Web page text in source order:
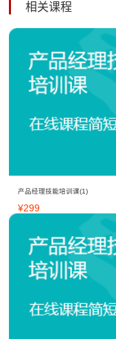
相关课程
产品经理技能培训课(1)
¥299